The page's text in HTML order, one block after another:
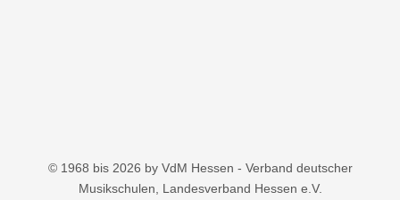
© 1968 bis 2026 by VdM Hessen - Verband deutscher
Musikschulen, Landesverband Hessen e.V.